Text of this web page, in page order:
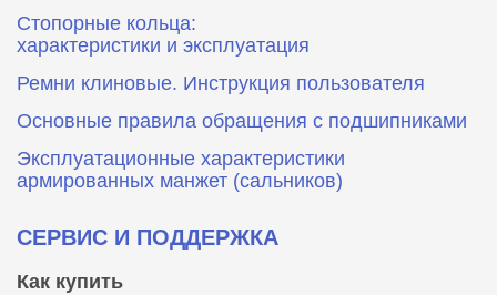
Стопорные кольца:
характеристики и эксплуатация
Ремни клиновые. Инструкция пользователя
Основные правила обращения с подшипниками
Эксплуатационные характеристики
армированных манжет (сальников)
СЕРВИС И ПОДДЕРЖКА
Как купить